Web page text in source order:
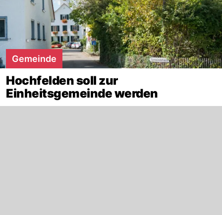
Gemeinde
Hochfelden soll zur
Einheitsgemeinde werden